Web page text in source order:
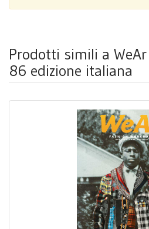
Prodotti simili a
86 edizione italiana